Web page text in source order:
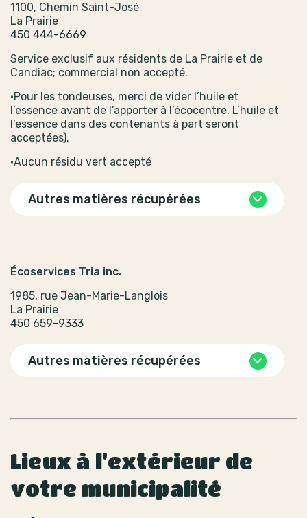
1100, Chemin Saint-José
La Prairie
450 444-6669
Service exclusif aux résidents de La Prairie et de
Candiac; commercial non accepté.
•Pour les tondeuses, merci de vider l’huile et
l’essence avant de l’apporter à l’écocentre. L’huile et
l’essence dans des contenants à part seront
acceptées).
•Aucun résidu vert accepté
Autres matières récupérées
Écoservices Tria inc.
1985, rue Jean-Marie-Langlois
La Prairie
450 659-9333
Autres matières récupérées
Lieux à l'extérieur de
votre municipalité